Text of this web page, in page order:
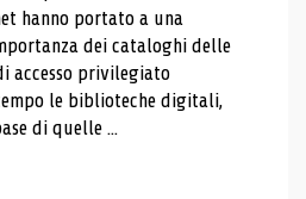
hanno portato a una
dei cataloghi delle
accesso privilegiato
le biblioteche digitali,
di quelle ...